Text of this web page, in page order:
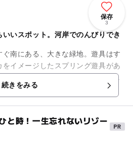
保存
3
いスポット。河岸でのんびりでき
南にある、大きな緑地。遊具はす
イメージしたスプリング遊具があ
分がまっすぐのタイプとカーブし
...
続きをみる
と時！一生忘れないリゾー